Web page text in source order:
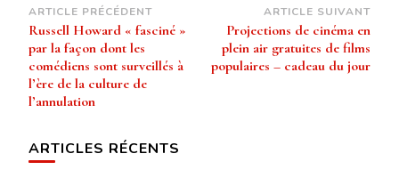
Navigation
d’article
ARTICLE PRÉCÉDENT
Russell Howard « fasciné »
par la façon dont les
comédiens sont surveillés à
l’ère de la culture de
l’annulation
ARTICLE SUIVANT
Projections de cinéma en
plein air gratuites de films
populaires – cadeau du jour
ARTICLES RÉCENTS